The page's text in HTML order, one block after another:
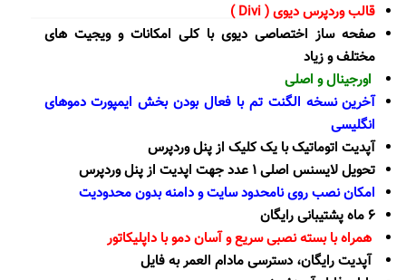
قالب وردپرس دیوی ( Divi )
صفحه ساز اختصاصی دیوی با کلی امکانات و ویجیت های
مختلف و زیاد
اورجینال و اصلی
آخرین نسخه الگنت تم با فعال بودن بخش ایمپورت دموهای
انگلیسی
آپدیت اتوماتیک با یک کلیک از پنل وردپرس
تحویل لایسنس اصلی 1 عدد جهت اپدیت از پنل وردپرس
امکان نصب روی نامحدود سایت و دامنه بدون محدودیت
6 ماه پشتیبانی رایگان
همراه با بسته نصبی سریع و آسان دمو با داپلیکاتور
آپدیت رایگان، دسترسی مادام العمر به فایل